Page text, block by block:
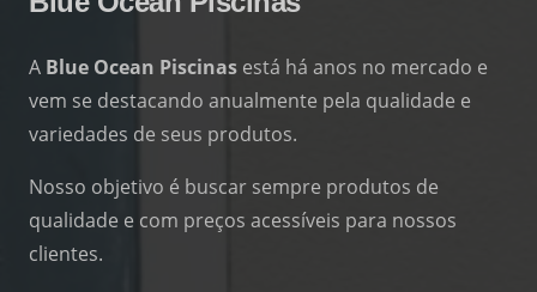
A Blue Ocean Piscinas está há anos no mercado e
vem se destacando anualmente pela qualidade e
variedades de seus produtos.
Nosso objetivo é buscar sempre produtos de
qualidade e com preços acessíveis para nossos
clientes.